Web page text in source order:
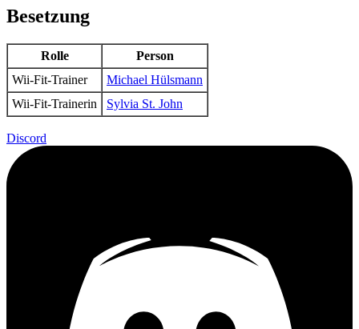
Besetzung
Rolle
Person
Wii-Fit-Trainer
Michael Hülsmann
Wii-Fit-Trainerin
Sylvia St. John
Discord